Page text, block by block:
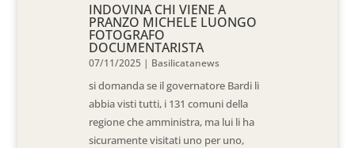
INDOVINA CHI VIENE A
PRANZO MICHELE LUONGO
FOTOGRAFO
DOCUMENTARISTA
07/11/2025 | Basilicatanews
si domanda se il governatore Bardi li
abbia visti tutti, i 131 comuni della
regione che amministra, ma lui li ha
sicuramente visitati uno per uno,